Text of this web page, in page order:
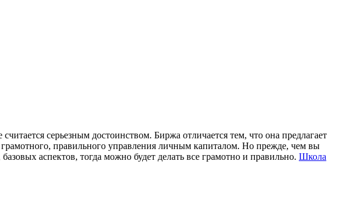
серьезным достоинством. Биржа отличается тем, что она предлагает
правильного управления личным капиталом. Но прежде, чем вы
аспектов, тогда можно будет делать все грамотно и правильно. Школа